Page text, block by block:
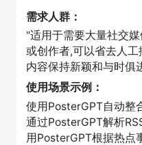
需求人群：
"适用于需要大量社交
或创作者,可以省去人
内容保持新颖和与时俱
使用场景示例：
使用PosterGPT自动整
通过PosterGPT解析
用PosterGPT根据热